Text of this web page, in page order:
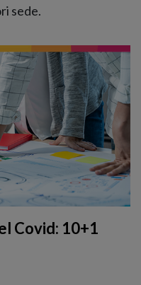
sede.
Covid: 10+1